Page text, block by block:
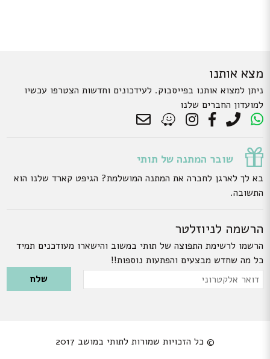
מצא אותנו
ניתן למצוא אותנו בפייסבוק. לעידכונים וחדשות הצטרפו עכשיו
למועדון החברים שלנו
שובר המתנה של תותי
בא לך לארגן לחברה את המתנה המושלמת? הגיפט קארד שלנו הוא
התשובה.
הרשמה לניוזלטר
הרשמו לרשימת התפוצה של תותי במשוב והישארו מעודכנים תמיד
כל מה שחדש מבצעים והפתעות נוספות!!
Please leave this field empty.
דואר
© כל הזכויות שמורות לתותי במושב 2017